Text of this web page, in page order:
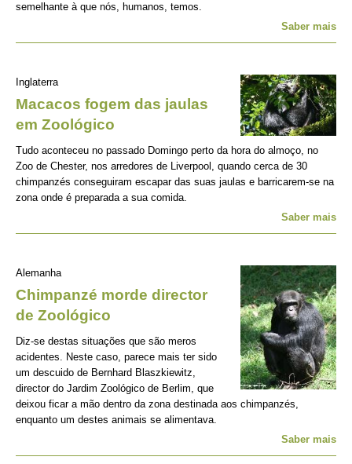
semelhante à que nós, humanos, temos.
Saber mais
Inglaterra
Macacos fogem das jaulas
em Zoológico
Tudo aconteceu no passado Domingo perto da hora do almoço, no
Zoo de Chester, nos arredores de Liverpool, quando cerca de 30
chimpanzés conseguiram escapar das suas jaulas e barricarem-se na
zona onde é preparada a sua comida.
Saber mais
Alemanha
Chimpanzé morde director
de Zoológico
Diz-se destas situações que são meros
acidentes. Neste caso, parece mais ter sido
um descuido de Bernhard Blaszkiewitz,
director do Jardim Zoológico de Berlim, que
deixou ficar a mão dentro da zona destinada aos chimpanzés,
enquanto um destes animais se alimentava.
Saber mais